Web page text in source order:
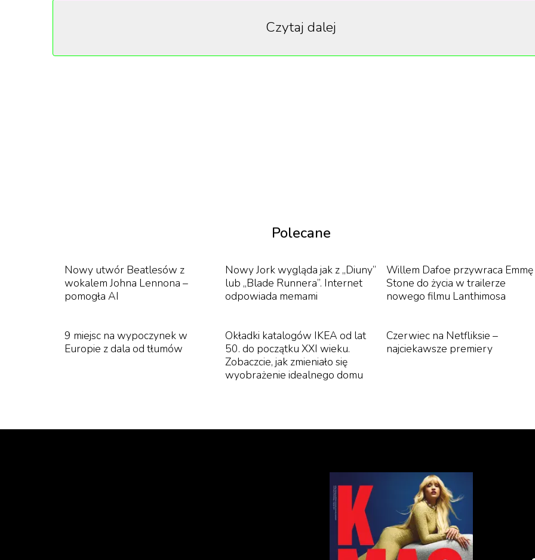
niepraktycznie zmniejszających się rozmiarów luksusowych torebek. W kontekście historii MSCHF
stworzenie mikroskopijnej torebki szokować nie powinno. Nie od dzisiaj wiadomo, że tworzy on
Czytaj dalej
Polecane
Nowy utwór Beatlesów z
wokalem Johna Lennona –
pomogła AI
Nowy Jork wygląda jak z „Diuny”
lub „Blade Runnera”. Internet
odpowiada memami
Willem Dafoe przywraca Emmę
Stone do życia w trailerze
nowego filmu Lanthimosa
9 miejsc na wypoczynek w
Europie z dala od tłumów
Okładki katalogów IKEA od lat
50. do początku XXI wieku.
Zobaczcie, jak zmieniało się
wyobrażenie idealnego domu
Czerwiec na Netfliksie –
najciekawsze premiery